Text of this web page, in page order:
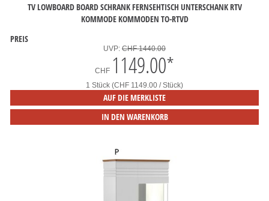
TV LOWBOARD BOARD SCHRANK FERNSEHTISCH UNTERSCHANK RTV
KOMMODE KOMMODEN TO-RTVD
PREIS
UVP: CHF 1440.00
CHF 1149.00*
1 Stück (CHF 1149.00 / Stück)
AUF DIE MERKLISTE
IN DEN WARENKORB